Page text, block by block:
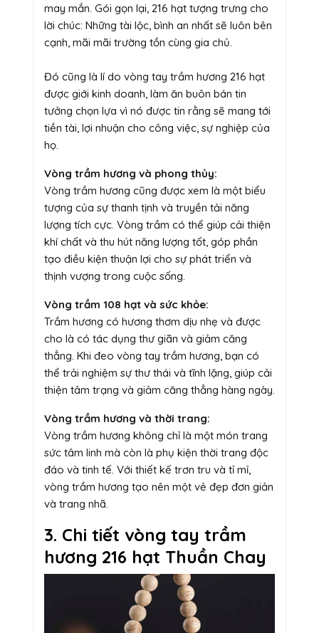
may mắn. Gói gọn lại, 216 hạt tượng trưng cho
lời chúc: Những tài lộc, bình an nhất sẽ luôn bên
cạnh, mãi mãi trường tồn cùng gia chủ.
Đó cũng là lí do vòng tay trầm hương 216 hạt
được giới kinh doanh, làm ăn buôn bán tin
tưởng chọn lựa vì nó được tin rằng sẽ mang tới
tiền tài, lợi nhuận cho công việc, sự nghiệp của
họ.
Vòng trầm hương và phong thủy:
Vòng trầm hương cũng được xem là một biểu
tượng của sự thanh tịnh và truyền tải năng
lượng tích cực. Vòng trầm có thể giúp cải thiện
khí chất và thu hút năng lượng tốt, góp phần
tạo điều kiện thuận lợi cho sự phát triển và
thịnh vượng trong cuộc sống.
Vòng trầm 108 hạt và sức khỏe:
Trầm hương có hương thơm dịu nhẹ và được
cho là có tác dụng thư giãn và giảm căng
thẳng. Khi đeo vòng tay trầm hương, bạn có
thể trải nghiệm sự thư thái và tĩnh lặng, giúp cải
thiện tâm trạng và giảm căng thẳng hàng ngày.
Vòng trầm hương và thời trang:
Vòng trầm hương không chỉ là một món trang
sức tâm linh mà còn là phụ kiện thời trang độc
đáo và tinh tế. Với thiết kế trơn tru và tỉ mỉ,
vòng trầm hương tạo nên một vẻ đẹp đơn giản
và trang nhã.
3. Chi tiết vòng tay trầm
hương 216 hạt Thuần Chay